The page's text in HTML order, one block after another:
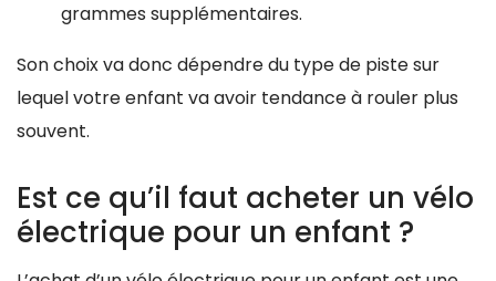
grammes supplémentaires.
Son choix va donc dépendre du type de piste sur
lequel votre enfant va avoir tendance à rouler plus
souvent.
Est ce qu’il faut acheter un vélo
électrique pour un enfant ?